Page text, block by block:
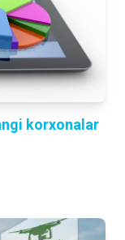
korxonalar